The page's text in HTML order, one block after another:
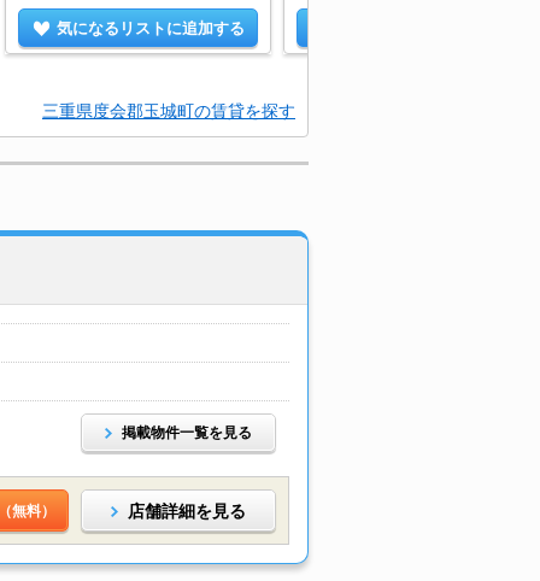
気になるリストに追加する
三重県度会郡玉城町の賃貸を探す
掲載物件一覧を見る
無料） 店舗詳細を見る